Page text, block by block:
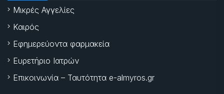
Μικρές Αγγελίες
Καιρός
Εφημερεύοντα φαρμακεία
Ευρετήριο Ιατρών
Επικοινωνία – Ταυτότητα e-almyros.gr